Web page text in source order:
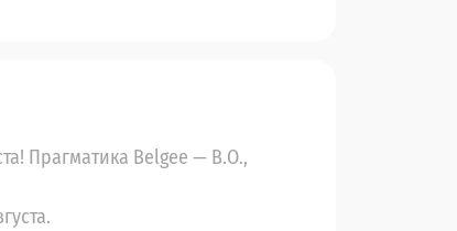
Прагматика Belgee — В.О.,